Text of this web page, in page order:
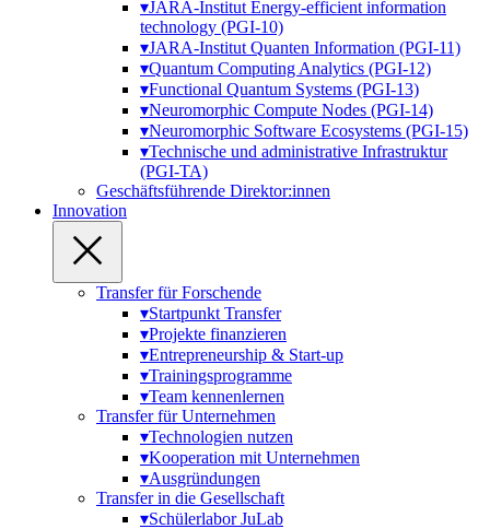
▾JARA-Institut Energy-efficient information
technology (PGI-10)
▾JARA-Institut Quanten Information (PGI-11)
▾Quantum Computing Analytics (PGI-12)
▾Functional Quantum Systems (PGI-13)
▾Neuromorphic Compute Nodes (PGI-14)
▾Neuromorphic Software Ecosystems (PGI-15)
▾Technische und administrative Infrastruktur
(PGI-TA)
Geschäfts­führende Direktor:innen
Innovation
Transfer für Forschende
▾Startpunkt Transfer
▾Projekte finanzieren
▾Entrepreneurship & Start-up
▾Trainingsprogramme
▾Team kennenlernen
Transfer für Unternehmen
▾Technologien nutzen
▾Kooperation mit Unternehmen
▾Ausgründungen
Transfer in die Gesellschaft
▾Schülerlabor JuLab